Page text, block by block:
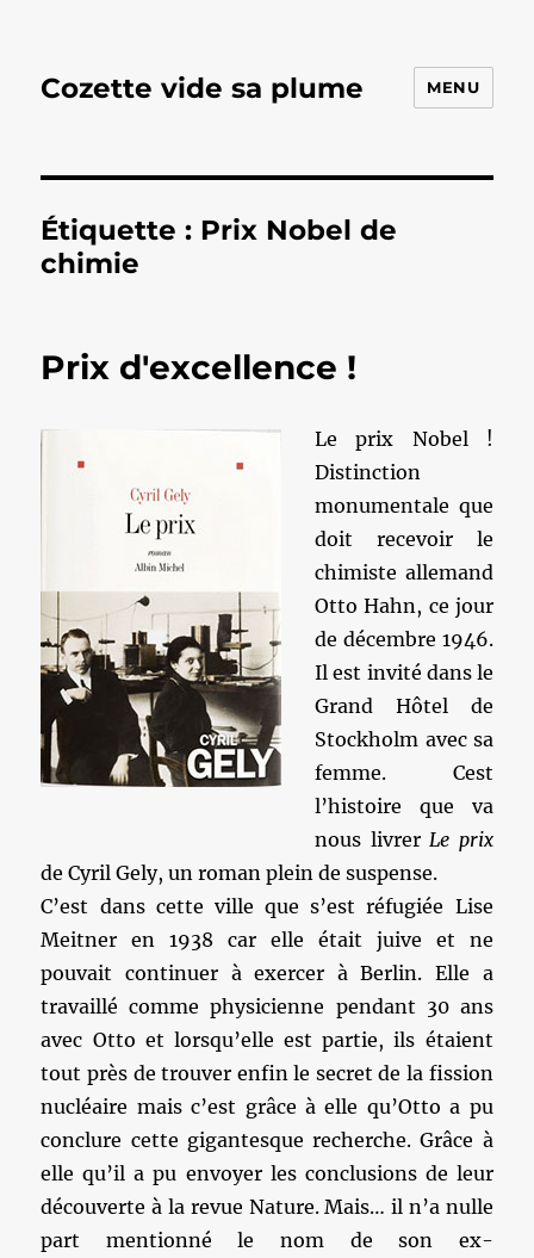
Cozette vide sa plume MENU
Étiquette : Prix Nobel de
chimie
Prix d'excellence !
Le prix Nobel !
Distinction
monumentale que
doit recevoir le
chimiste allemand
Otto Hahn, ce jour
de décembre 1946.
Il est invité dans le
Grand Hôtel de
Stockholm avec sa
femme. Cest
l’histoire que va
nous livrerLe prix
de Cyril Gely, un roman plein de suspense.
C’est dans cette ville que s’est réfugiée Lise
Meitner en 1938 car elle était juive et ne
pouvait continuer à exercer à Berlin. Elle a
travaillé comme physicienne pendant 30 ans
avec Otto et lorsqu’elle est partie, ils étaient
tout près de trouver enfin le secret de la fission
nucléaire mais c’est grâce à elle qu’Otto a pu
conclure cette gigantesque recherche. Grâce à
elle qu’il a pu envoyer les conclusions de leur
découverte à la revue Nature. Mais… il n’a nulle
part mentionné le nom de son ex-